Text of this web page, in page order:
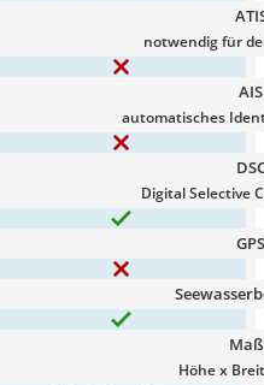
notwendig für
AIS
automatisches
Digital Selective
GPS
Höhe x